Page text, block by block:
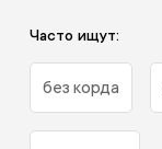
Часто ищут:
без корда